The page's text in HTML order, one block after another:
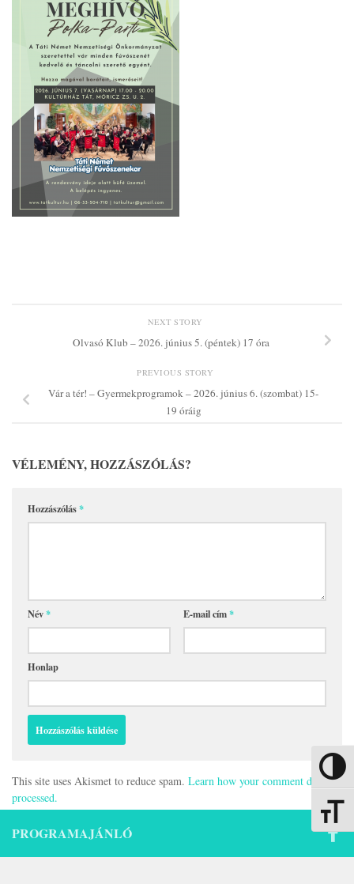
Nagy
NEXT STORY
Olvasó Klub – 2026. június 5. (péntek) 17 óra
PREVIOUS STORY
Vár a tér! – Gyermekprogramok – 2026. június 6. (szombat) 15-
19 óráig
VÉLEMÉNY, HOZZÁSZÓLÁS?
Hozzászólás*
Név* E-mail cím*
Honlap
This site uses Akismet to reduce spam. Learn how your comment data is
processed.
PROGRAMAJÁNLÓ